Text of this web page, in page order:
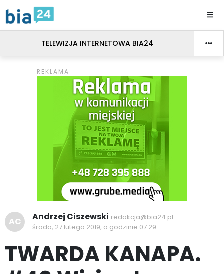
TELEWIZJA INTERNETOWA BIA24
AC Andrzej Ciszewski redakcja@bia24.pl
środa, 27 lutego 2019, o godzinie 07:29
TWARDA KANAPA.